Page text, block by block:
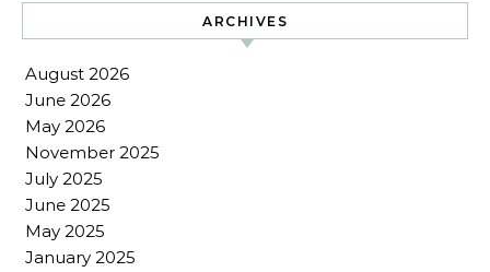
ARCHIVES
August 2026
June 2026
May 2026
November 2025
July 2025
June 2025
May 2025
January 2025